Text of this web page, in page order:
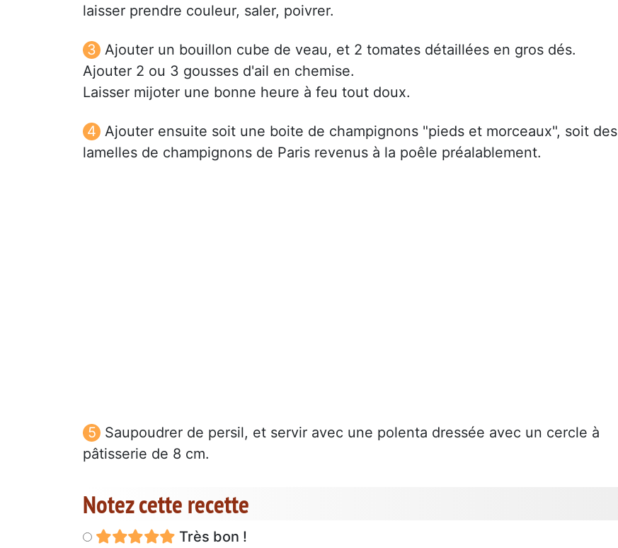
laisser prendre couleur, saler, poivrer.
Ajouter un bouillon cube de veau, et 2 tomates détaillées en gros dés.
Ajouter 2 ou 3 gousses d'ail en chemise.
Laisser mijoter une bonne heure à feu tout doux.
Ajouter ensuite soit une boite de champignons "pieds et morceaux", soit des
lamelles de champignons de Paris revenus à la poêle préalablement.
Saupoudrer de persil, et servir avec une polenta dressée avec un cercle à
pâtisserie de 8 cm.
Notez cette recette
Très bon !